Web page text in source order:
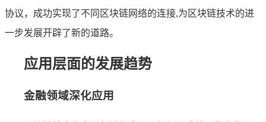
协议，成功实现了不同区块链网络的连接,为区块链技术的进
一步发展开辟了新的道路。
应用层面的发展趋势
金融领域深化应用